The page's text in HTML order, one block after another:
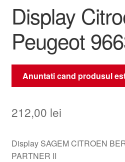
Procedura de reclamație
Termeni si conditii
Display
Peugeot
Anuntati cand produsul
212,00 lei
Display SAGEM CITROEN
PARTNER II